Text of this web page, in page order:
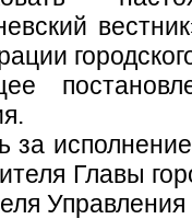
за
Главы